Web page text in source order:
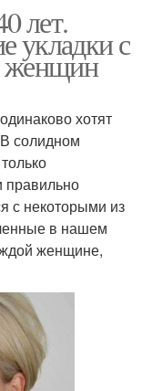
лет.
укладки с
женщин
хотят
солидном
правильно
с некоторыми из
в нашем
женщине,